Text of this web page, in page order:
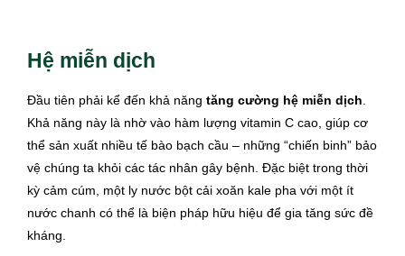
Hệ miễn dịch
Đầu tiên phải kể đến khả năng tăng cường hệ miễn dịch
Khả năng này là nhờ vào hàm lượng vitamin C cao, giúp cơ
thể sản xuất nhiều tế bào bạch cầu – những “chiến binh” bảo
vệ chúng ta khỏi các tác nhân gây bệnh. Đặc biệt trong thời
kỳ cảm cúm, một ly nước bột cải xoăn kale pha với một ít
nước chanh có thể là biện pháp hữu hiệu để gia tăng sức đề
kháng.